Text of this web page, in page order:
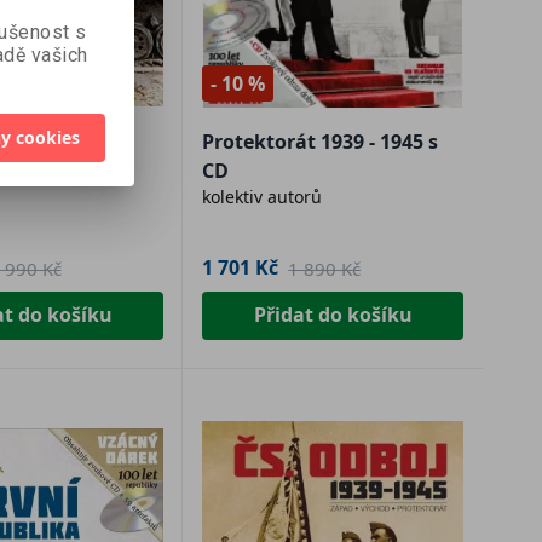
1935-1945
Kč
do košíku
- 10 %
Protektorát 1939 - 1945 s
CD
kolektiv autorů
1 701 Kč 1 890 Kč
Přidat do košíku
s
vašich
cookies
v